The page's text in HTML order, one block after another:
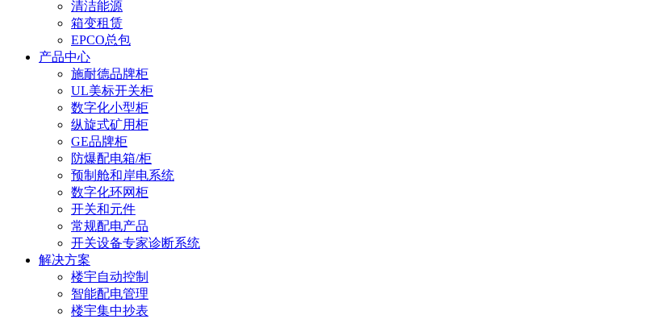
清洁能源
箱变租赁
EPCO总包
产品中心
施耐德品牌柜
UL美标开关柜
数字化小型柜
纵旋式矿用柜
GE品牌柜
防爆配电箱/柜
预制舱和岸电系统
数字化环网柜
开关和元件
常规配电产品
开关设备专家诊断系统
解决方案
楼宇自动控制
智能配电管理
楼宇集中抄表